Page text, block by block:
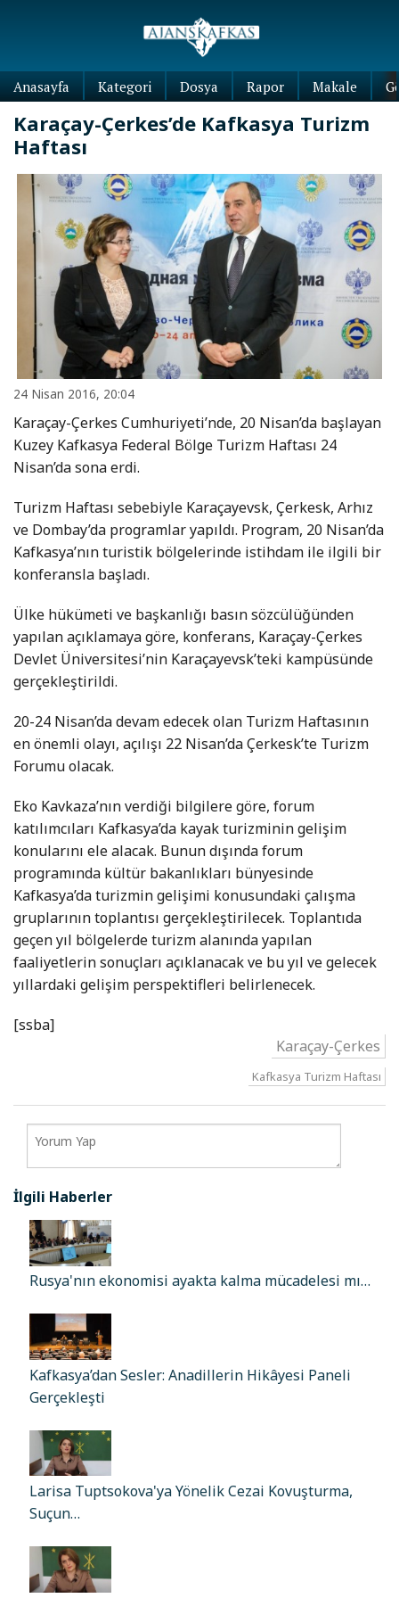
Anasayfa Kategori Dosya Rapor Makale
Karaçay-Çerkes’de Kafkasya Turizm
Haftası
24 Nisan 2016, 20:04
Karaçay-Çerkes Cumhuriyeti’nde, 20 Nisan’da başlayan
Kuzey Kafkasya Federal Bölge Turizm Haftası 24
Nisan’da sona erdi.
Turizm Haftası sebebiyle Karaçayevsk, Çerkesk, Arhız
ve Dombay’da programlar yapıldı. Program, 20 Nisan’da
Kafkasya’nın turistik bölgelerinde istihdam ile ilgili bir
konferansla başladı.
Ülke hükümeti ve başkanlığı basın sözcülüğünden
yapılan açıklamaya göre, konferans, Karaçay-Çerkes
Devlet Üniversitesi’nin Karaçayevsk’teki kampüsünde
gerçekleştirildi.
20-24 Nisan’da devam edecek olan Turizm Haftasının
en önemli olayı, açılışı 22 Nisan’da Çerkesk’te Turizm
Forumu olacak.
Eko Kavkaza’nın verdiği bilgilere göre, forum
katılımcıları Kafkasya’da kayak turizminin gelişim
konularını ele alacak. Bunun dışında forum
programında kültür bakanlıkları bünyesinde
Kafkasya’da turizmin gelişimi konusundaki çalışma
gruplarının toplantısı gerçekleştirilecek. Toplantıda
geçen yıl bölgelerde turizm alanında yapılan
faaliyetlerin sonuçları açıklanacak ve bu yıl ve gelecek
yıllardaki gelişim perspektifleri belirlenecek.
[ssba]
Karaçay-Çerkes
Kafkasya Turizm Haftası
İlgili Haberler
Rusya'nın ekonomisi ayakta kalma mücadelesi mı…
Kafkasya’dan Sesler: Anadillerin Hikâyesi Paneli
Gerçekleşti
Larisa Tuptsokova'ya Yönelik Cezai Kovuşturma,
Suçun…